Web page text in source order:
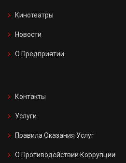
Кинотеатры
Новости
О Предприятии
Контакты
Услуги
Правила Оказания Услуг
О Противодействии Коррупции